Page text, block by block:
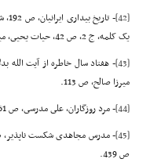
[42]
یک کلمه، ج 2، ص 42, حیات یحیى، میرزا یحیى دولت آبادى، ج 2، ص 289, فرزانگان مازندران، ص 438.
[43]
میرزا صالح، ص 113.
[44]
- مرد روزگاران، على مدرسى، ص 61.
[45]
ص 439.